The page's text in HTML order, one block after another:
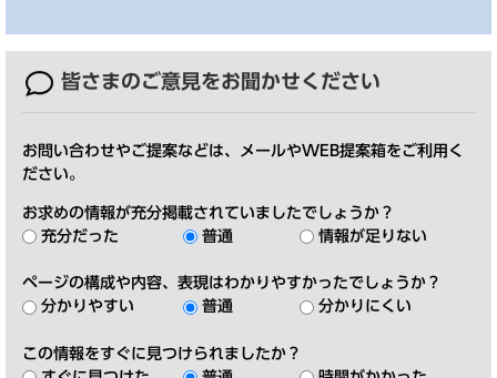
皆さまのご意見をお聞かせください
お問い合わせやご提案などは、メールやWEB提案箱をご利用く
ださい。
お求めの情報が充分掲載されていましたでしょうか？
充分だった
普通 情報が足りない
ページの構成や内容、表現はわかりやすかったでしょうか？
分かりやすい
普通 分かりにくい
この情報をすぐに見つけられましたか？